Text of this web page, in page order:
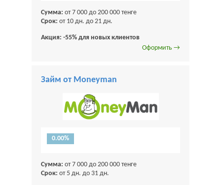
Сумма: от 7 000 до 200 000 тенге
Срок: от 10 дн. до 21 дн.
Акция: -55% для новых клиентов
Оформить →
Займ от Moneyman
0.00%
Сумма: от 7 000 до 200 000 тенге
Срок: от 5 дн. до 31 дн.